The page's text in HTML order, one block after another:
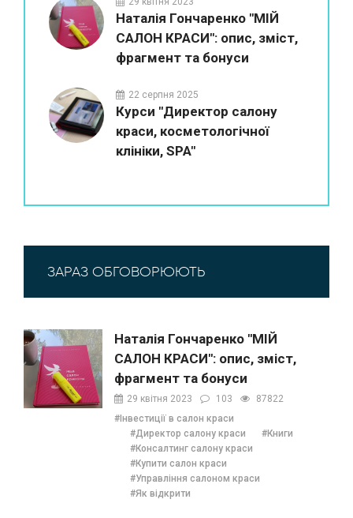
Наталія Гончаренко "МІЙ
САЛОН КРАСИ": опис, зміст,
фрагмент та бонуси
22 серпня 2025
Курси "Директор салону
краси, косметологічної
клініки, SPA"
ЗАРАЗ ОБГОВОРЮЮТЬ
Наталія Гончаренко "МІЙ
САЛОН КРАСИ": опис, зміст,
фрагмент та бонуси
29 квітня 2023 103
87822
#Інвестиції в салон краси
#Директор салону краси
#Книги
#Консалтинг салону краси
#Купити салон краси
#Управління салоном краси
#Як відкрити